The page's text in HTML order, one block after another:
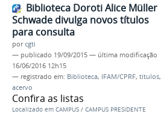
Biblioteca Doroti Alice Müller
Schwade divulga novos títulos
para consulta
porcgti
— publicado 19/09/2015 — última modificação
16/06/2016 12h15
— registrado em: Biblioteca, IFAM/CPRF, titulos,
acervo
Confira as listas
Localizado em CAMPUS / CAMPUS PRESIDENTE